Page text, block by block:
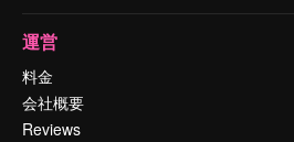
運営
料金
会社概要
Reviews